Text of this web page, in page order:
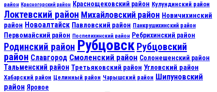
район Красногорский район Краснощековский район Кулундинский район
Локтевский район Михайловский район Новичихинский
район Новоалтайск Павловский район Панкрушихинский район
Первомайский район Поспелихинский район Ребрихинский район
Родинский район Рубцовск Рубцовский
район Славгород Смоленский район Солонешенский район
Тальменский район Третьяковский район Угловский район
Хабарский район Целинный район Чарышский район Шипуновский
район Яровое